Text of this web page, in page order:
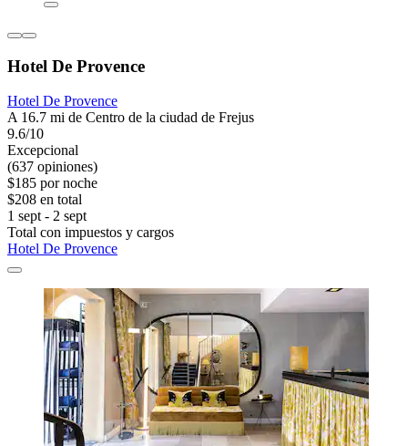
Hotel De Provence
Hotel De Provence
A 16.7 mi de Centro de la ciudad de Frejus
9.6/10
Excepcional
(637 opiniones)
$185 por noche
$208 en total
1 sept - 2 sept
Total con impuestos y cargos
Hotel De Provence